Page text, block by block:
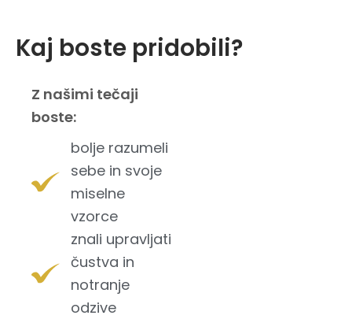
Kaj boste pridobili?
Z našimi tečaji
boste:
bolje razumeli
sebe in svoje
miselne
vzorce
znali upravljati
čustva in
notranje
odzive